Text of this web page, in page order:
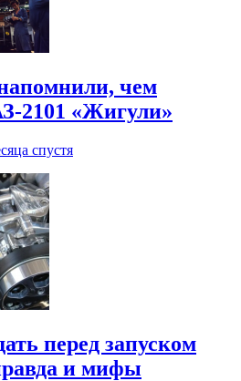
чем
2101 «Жигули»
спустя
перед запуском
и мифы